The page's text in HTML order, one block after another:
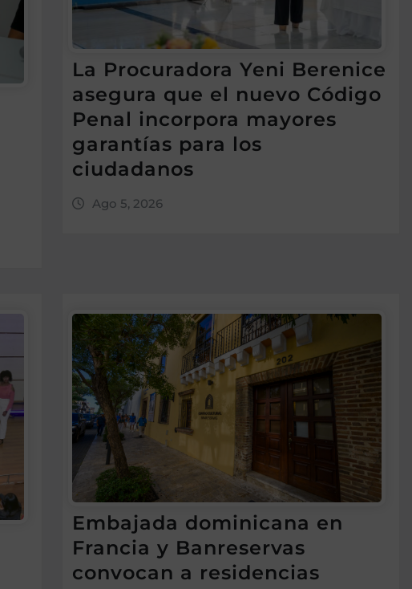
La Procuradora Yeni Berenice
asegura que el nuevo Código
Penal incorpora mayores
garantías para los
ciudadanos
Ago 5, 2026
Embajada dominicana en
Francia y Banreservas
convocan a residencias